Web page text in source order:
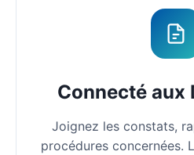
Connecté aux
Joignez les constats,
procédures concernées.